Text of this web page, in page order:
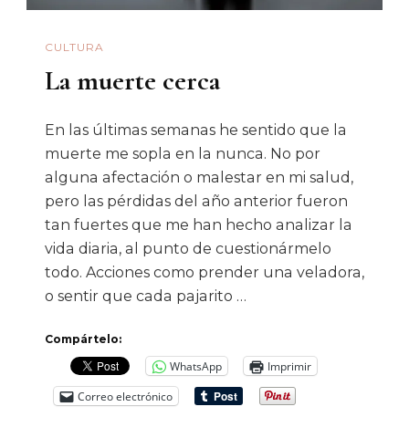
CULTURA
La muerte cerca
En las últimas semanas he sentido que la
muerte me sopla en la nunca. No por
alguna afectación o malestar en mi salud,
pero las pérdidas del año anterior fueron
tan fuertes que me han hecho analizar la
vida diaria, al punto de cuestionármelo
todo. Acciones como prender una veladora,
o sentir que cada pajarito …
Compártelo:
WhatsApp
Imprimir
Correo electrónico